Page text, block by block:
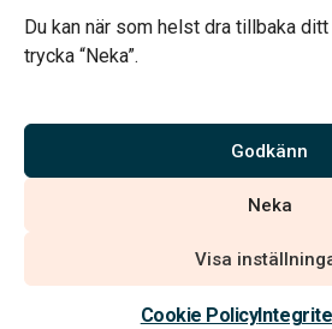
Du kan när som helst dra tillbaka
trycka “Neka”.
Godkänn
Neka
Visa
Cookie Policy
Vi är auktoriserade av Sveriges
har högt ställda krav på utbildning,